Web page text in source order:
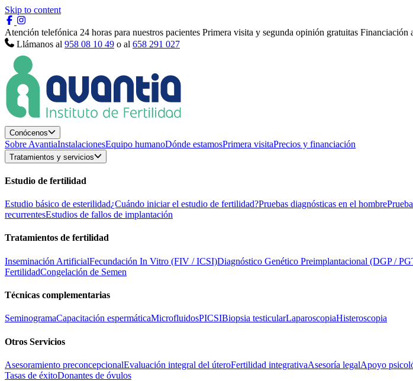
Skip to content
Atención telefónica 24 horas para nuestros pacientes Primera visita y segunda opinión gratuitas Financiación
Llámanos al 958 08 10 49 o al 658 291 027
Conócenos
Sobre AvantiaInstalacionesEquipo humanoDónde estamosPrimera visitaPrecios y financiación
Tratamientos y servicios
Estudio de fertilidad
Estudio básico de esterilidad¿Cuándo iniciar el estudio de fertilidad?Pruebas diagnósticas en el hombre
recurrentesEstudios de fallos de implantación
Tratamientos de fertilidad
Inseminación ArtificialFecundación In Vitro (FIV / ICSI)Diagnóstico Genético Preimplantacional (DGP /
FertilidadCongelación de Semen
Técnicas complementarias
SeminogramaCapacitación espermáticaMicrofluidosPICSIBiopsia testicularLaparoscopiaHisteroscopia
Otros Servicios
Asesoramiento preconcepcionalEvaluación integral del úteroFertilidad integrativaAsesoría legalApoyo
Tasas de éxitoDonantes de óvulos